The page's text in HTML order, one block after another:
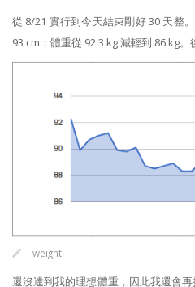
從 8/21 實行到今天結束剛好 30 天整
93 cm；體重從 92.3 kg 減輕到 86 kg。
weight
還沒達到我的理想體重，因此我還會